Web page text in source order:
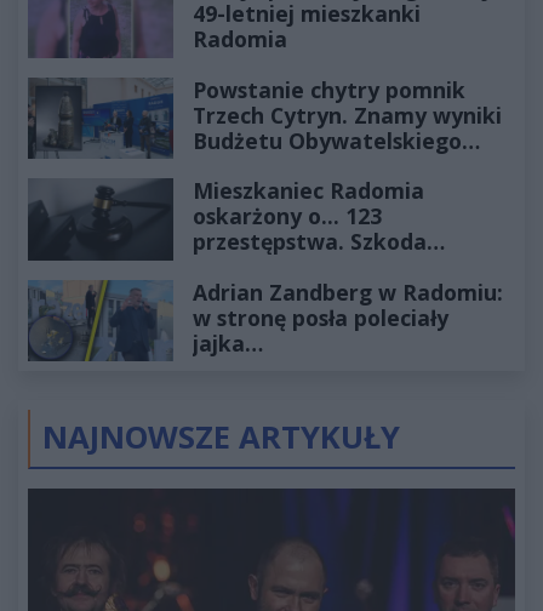
49-letniej mieszkanki
Radomia
Powstanie chytry pomnik
Trzech Cytryn. Znamy wyniki
Budżetu Obywatelskiego
Mieszkaniec Radomia
oskarżony o... 123
przestępstwa. Szkoda
złotych
Adrian Zandberg w Radomiu:
w stronę posła poleciały
jajka…
NAJNOWSZE ARTYKUŁY